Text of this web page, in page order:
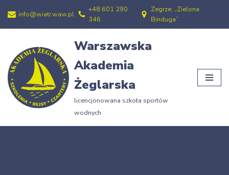
Przejdź
treści
info@wiatr.waw.pl
+48 601 290
346
Zegrze, „Zielona
Binduga”
Warszawska
Akademia
Żeglarska
licencjonowana szkoła sportów
wodnych